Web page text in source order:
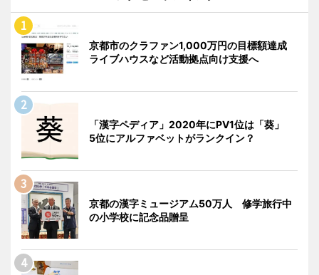
京都市のクラファン1,000万円の目標額達成
ライブハウスなど活動拠点向け支援へ
「漢字ペディア」2020年にPV1位は「葵」
5位にアルファベットがランクイン？
京都の漢字ミュージアム50万人 修学旅行中
の小学校に記念品贈呈